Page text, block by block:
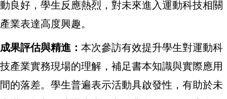
動良好，學生反應熱烈，對未來進入運動科技相關
產業表達高度興趣。
成果評估與精進： 本次參訪有效提升學生對運動科
技產業實務現場的理解，補足書本知識與實際應用
間的落差。學生普遍表示活動具啟發性，有助於未